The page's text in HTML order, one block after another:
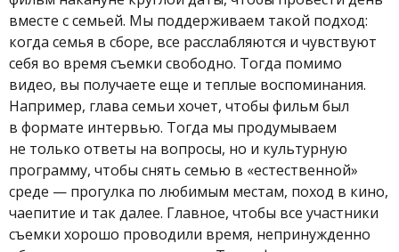
вместе с семьей. Мы поддерживаем такой подход:
когда семья в сборе, все расслабляются и чувствуют
себя во время съемки свободно. Тогда помимо
видео, вы получаете еще и теплые воспоминания.
Например, глава семьи хочет, чтобы фильм был
в формате интервью. Тогда мы продумываем
не только ответы на вопросы, но и культурную
программу, чтобы снять семью в «естественной»
среде — прогулка по любимым местам, поход в кино,
чаепитие и так далее. Главное, чтобы все участники
съемки хорошо проводили время, непринужденно